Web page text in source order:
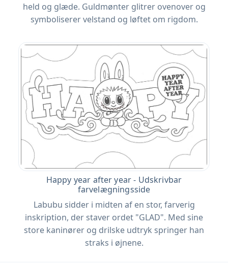
held og glæde. Guldmønter glitrer ovenover og
symboliserer velstand og løftet om rigdom.
Happy year after year - Udskrivbar
farvelægningsside
Labubu sidder i midten af ​​en stor, farverig
inskription, der staver ordet "GLAD". Med sine
store kaninører og drilske udtryk springer han
straks i øjnene.